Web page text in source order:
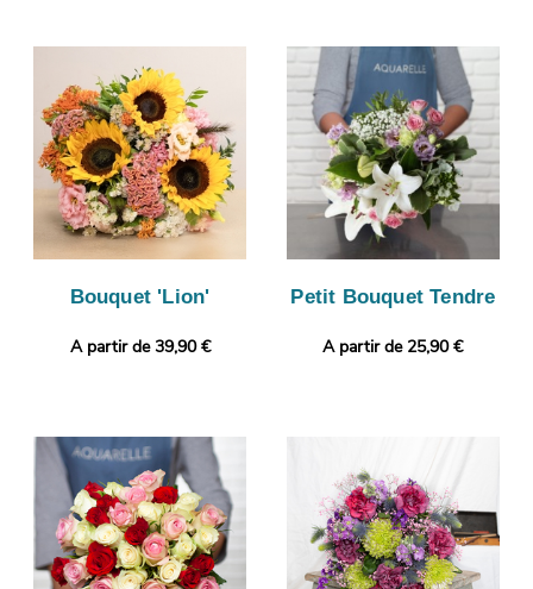
Bouquet 'Lion'
A partir de 39,90 €
Petit Bouquet Tendre
A partir de 25,90 €